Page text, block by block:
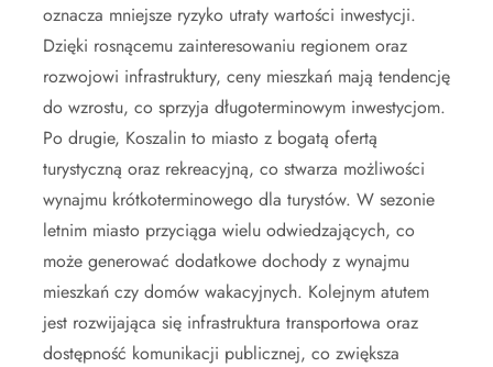
oznacza mniejsze ryzyko utraty wartości inwestycji.
Dzięki rosnącemu zainteresowaniu regionem oraz
rozwojowi infrastruktury, ceny mieszkań mają tendencję
do wzrostu, co sprzyja długoterminowym inwestycjom.
Po drugie, Koszalin to miasto z bogatą ofertą
turystyczną oraz rekreacyjną, co stwarza możliwości
wynajmu krótkoterminowego dla turystów. W sezonie
letnim miasto przyciąga wielu odwiedzających, co
może generować dodatkowe dochody z wynajmu
mieszkań czy domów wakacyjnych. Kolejnym atutem
jest rozwijająca się infrastruktura transportowa oraz
dostępność komunikacji publicznej, co zwiększa